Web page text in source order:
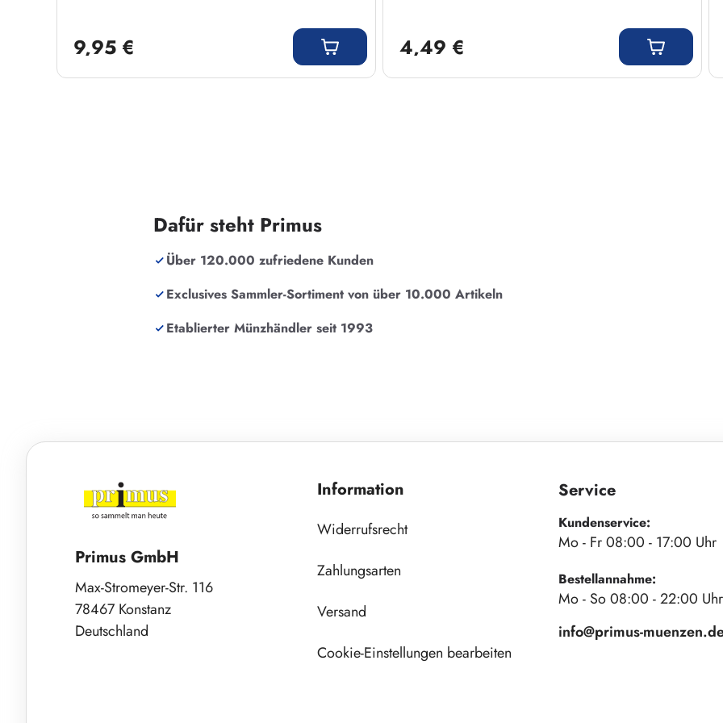
9,95 € 4,49 €
Dafür steht Primus
Über 120.000 zufriedene Kunden
Exclusives Sammler-Sortiment von über 10.000 Artikeln
Etablierter Münzhändler seit 1993
Primus GmbH
Max-Stromeyer-Str. 116
78467 Konstanz
Deutschland
Information
Widerrufsrecht
Zahlungsarten
Versand
Cookie-Einstellungen bearbeiten
Service
Kundenservice:
Mo - Fr 08:00 - 17:00 Uhr
Bestellannahme:
Mo - So 08:00 - 22:00 Uhr
info@primus-